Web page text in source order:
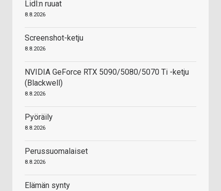
Lidl:n ruuat
8.8.2026
Screenshot-ketju
8.8.2026
NVIDIA GeForce RTX 5090/5080/5070 Ti -ketju
(Blackwell)
8.8.2026
Pyöräily
8.8.2026
Perussuomalaiset
8.8.2026
Elämän synty